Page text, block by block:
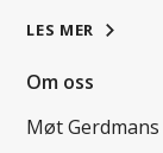
LES MER
Om oss
Møt Gerdmans